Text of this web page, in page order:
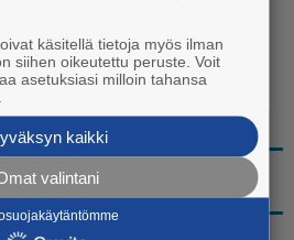
käsitellä tietoja myös ilman
siihen oikeutettu peruste. Voit
asetuksiasi milloin tahansa
kaikki
valintani